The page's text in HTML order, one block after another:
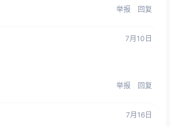
举报 回复
7月10日
举报 回复
7月16日